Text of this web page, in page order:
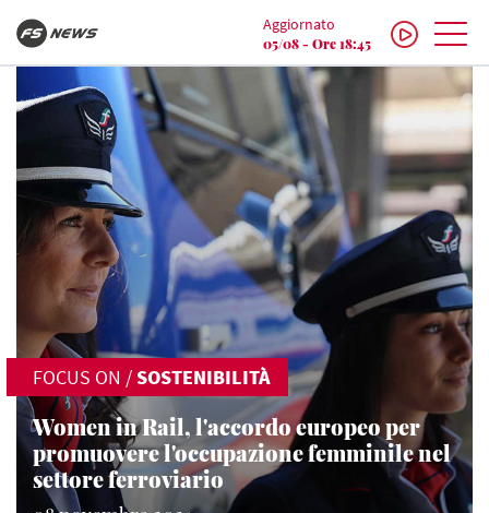
Aggiornato
05/08 - Ore 18:45
FOCUS ON /SOSTENIBILITÀ
Women in Rail, l'accordo europeo per
promuovere l'occupazione femminile nel
settore ferroviario